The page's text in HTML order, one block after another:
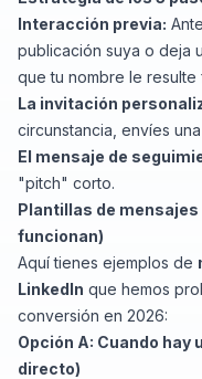
Interacción previa:
publicación suya o deja
que tu nombre le resulte
La invitación
circunstancia, envíes
El mensaje de
"pitch" corto.
Plantillas de mensajes
funcionan)
Aquí tienes ejemplos de
LinkedIn que hemos
conversión en 2026:
Opción A: Cuando hay
directo)